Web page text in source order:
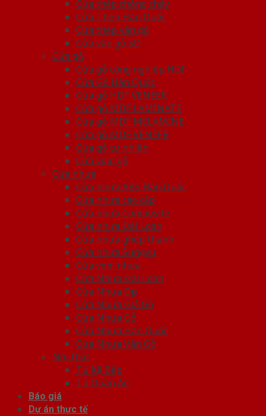
Cửa thép chống cháy
Cửa Thép Hàn Quốc
Cửa thép vân gỗ
Cửa vân gỗ 5D
Cửa gỗ
Cửa gỗ công nghiệp HDF
Cửa Gỗ Hàn Quốc
Cửa gỗ HDF VENEER
Cửa gỗ MDF LAMINATE
Cửa gỗ MDF MELAMINE
Cửa gỗ MDF VENEER
Cửa gỗ tự nhiên
Cửa vòm gỗ
Cửa nhựa
Cửa nhựa ABS Hàn Quốc
Cửa nhựa cao cấp
Cửa nhựa Composite
Cửa nhựa Đài Loan
Cửa nhựa ghép thanh
Cửa nhựa Sungyu
Cửa vòm nhựa
Cửa Nhựa Đài Loan
Cửa Nhựa Đẹp
Cửa Nhựa Giả Gỗ
Cửa Nhựa Gỗ
Cửa Nhựa Hàn Quốc
Cửa Nhựa Vân Gỗ
Nội thất
Tủ Kệ Bếp
Tủ Quần Áo
Báo giá
Dự án thực tế